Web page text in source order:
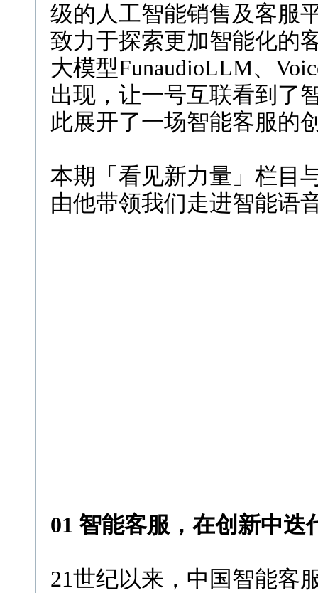
级的人工智能销售及客服
致力于探索更加智能化的
大模型FunaudioLLM、
出现，让一号互联看到了
此展开了一场智能客服的
本期「看见新力量」栏目
由他带领我们走进智能语
01 智能客服，在创新中迭
21世纪以来，中国智能客